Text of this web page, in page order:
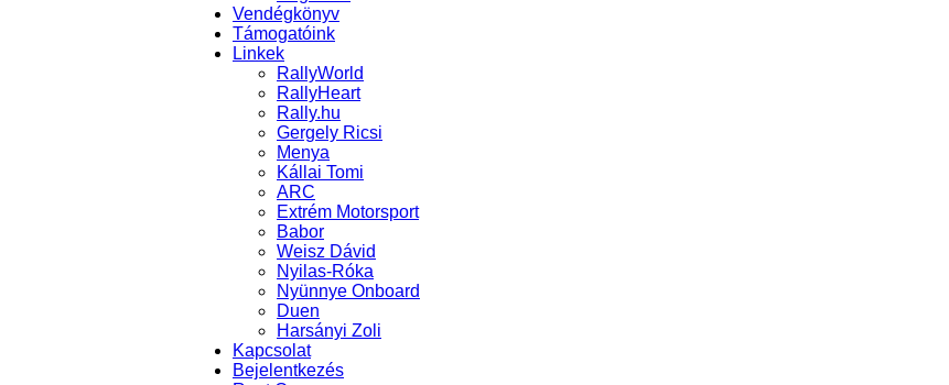
Vendégkönyv
Támogatóink
Linkek
RallyWorld
RallyHeart
Rally.hu
Gergely Ricsi
Menya
Kállai Tomi
ARC
Extrém Motorsport
Babor
Weisz Dávid
Nyilas-Róka
Nyünnye Onboard
Duen
Harsányi Zoli
Kapcsolat
Bejelentkezés